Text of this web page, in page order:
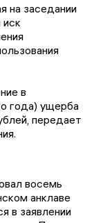
на заседании
в
года) ущерба
передает
восемь
анклаве
в заявлении